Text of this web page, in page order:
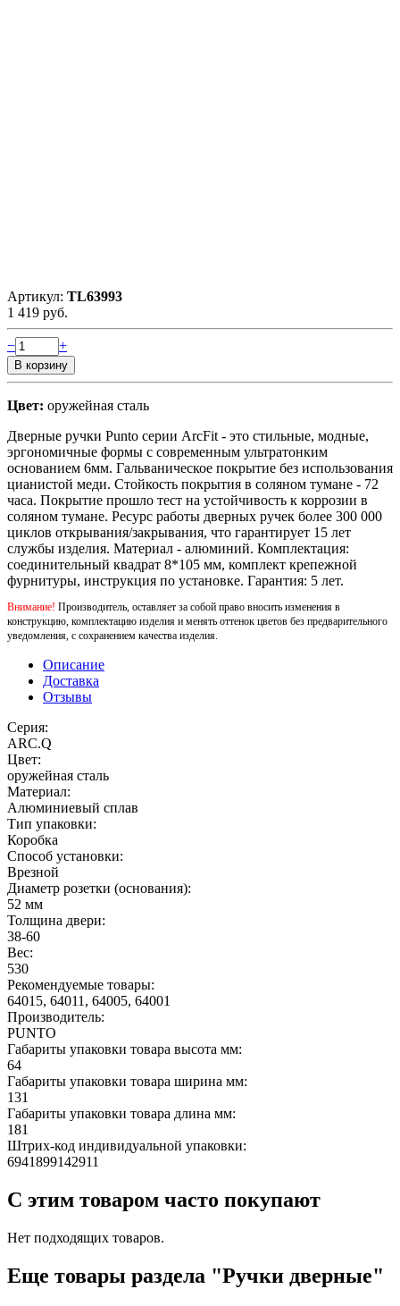
Артикул: TL63993
1 419 руб.
− +
Цвет: оружейная сталь
Дверные ручки Punto серии ArcFit - это стильные, модные,
эргономичные формы c современным ультратонким
основанием 6мм. Гальваническое покрытие без использования
цианистой меди. Стойкость покрытия в соляном тумане - 72
часа. Покрытие прошло тест на устойчивость к коррозии в
соляном тумане. Ресурс работы дверных ручек более 300 000
циклов открывания/закрывания, что гарантирует 15 лет
службы изделия. Материал - алюминий. Комплектация:
соединительный квадрат 8*105 мм, комплект крепежной
фурнитуры, инструкция по установке. Гарантия: 5 лет.
Внимание! Производитель, оставляет за собой право вносить изменения в
конструкцию, комплектацию изделия и менять оттенок цветов без предварительного
уведомления, с сохранением качества изделия.
Описание
Доставка
Отзывы
Серия:
ARC.Q
Цвет:
оружейная сталь
Материал:
Алюминиевый сплав
Тип упаковки:
Коробка
Способ установки:
Врезной
Диаметр розетки (основания):
52 мм
Толщина двери:
38-60
Вес:
530
Рекомендуемые товары:
64015, 64011, 64005, 64001
Производитель:
PUNTO
Габариты упаковки товара высота мм:
64
Габариты упаковки товара ширина мм:
131
Габариты упаковки товара длина мм:
181
Штрих-код индивидуальной упаковки:
6941899142911
С этим товаром часто покупают
Нет подходящих товаров.
Еще товары раздела "Ручки дверные"